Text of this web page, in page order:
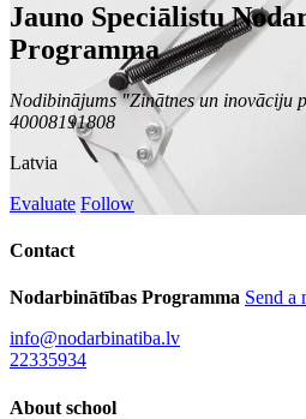
Jauno Speciālistu
Programma
Nodibinājums "Zinātnes un inovāciju
40008191808
Latvia
Evaluate Follow
Contact
Nodarbinātības Programma Send a
info@nodarbinatiba.lv
22335934
About school